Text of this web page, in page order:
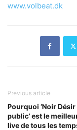
www.volbeat.dk
Previous article
Pourquoi ‘Noir Désir
public’ est le
live de tous les